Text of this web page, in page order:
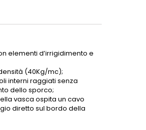
elementi d’irrigidimento e
(40Kg/mc);
interni raggiati senza
dello sporco;
vasca ospita un cavo
diretto sul bordo della